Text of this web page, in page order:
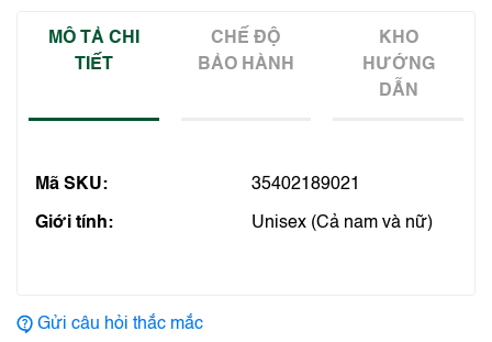
MÔ TẢ CHI
TIẾT
CHẾ ĐỘ
BẢO HÀNH
KHO
HƯỚNG
DẪN
Mã SKU: 35402189021
Giới tính: Unisex (Cả nam và nữ)
Gửi câu hỏi thắc mắc